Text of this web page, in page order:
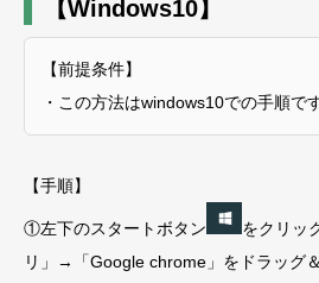
【Windows10】
【前提条件】
・この方法はwindows10での手順です
【手順】
①左下のスタートボタン
をクリッ
リ」→「Google chrome」をドラッグ